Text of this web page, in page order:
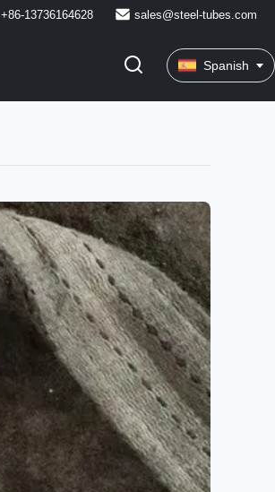
+86-13736164628 sales@steel-tubes.com
Spanish